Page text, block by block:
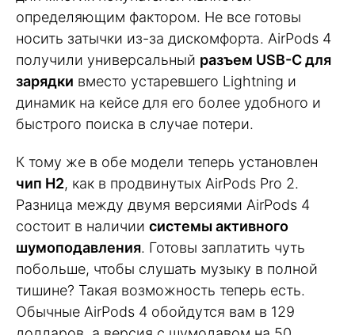
определяющим фактором. Не все готовы
носить затычки из-за дискомфорта. AirPods 4
получили универсальный разъем USB-C для
зарядки вместо устаревшего Lightning и
динамик на кейсе для его более удобного и
быстрого поиска в случае потери.
К тому же в обе модели теперь установлен
чип H2, как в продвинутых AirPods Pro 2.
Разница между двумя версиями AirPods 4
состоит в наличии системы активного
шумоподавления. Готовы заплатить чуть
побольше, чтобы слушать музыку в полной
тишине? Такая возможность теперь есть.
Обычные AirPods 4 обойдутся вам в 129